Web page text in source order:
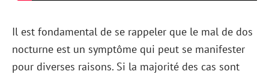
Il est fondamental de se rappeler que le mal de dos
nocturne est un symptôme qui peut se manifester
pour diverses raisons. Si la majorité des cas sont